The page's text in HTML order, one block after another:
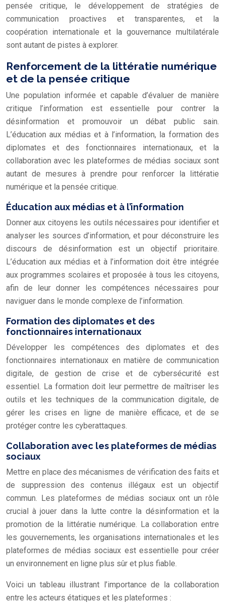
pensée critique, le développement de stratégies de
communication proactives et transparentes, et la
coopération internationale et la gouvernance multilatérale
sont autant de pistes à explorer.
Renforcement de la littératie numérique
et de la pensée critique
Une population informée et capable d’évaluer de manière
critique l’information est essentielle pour contrer la
désinformation et promouvoir un débat public sain.
L’éducation aux médias et à l’information, la formation des
diplomates et des fonctionnaires internationaux, et la
collaboration avec les plateformes de médias sociaux sont
autant de mesures à prendre pour renforcer la littératie
numérique et la pensée critique.
Éducation aux médias et à l’information
Donner aux citoyens les outils nécessaires pour identifier et
analyser les sources d’information, et pour déconstruire les
discours de désinformation est un objectif prioritaire.
L’éducation aux médias et à l’information doit être intégrée
aux programmes scolaires et proposée à tous les citoyens,
afin de leur donner les compétences nécessaires pour
naviguer dans le monde complexe de l’information.
Formation des diplomates et des
fonctionnaires internationaux
Développer les compétences des diplomates et des
fonctionnaires internationaux en matière de communication
digitale, de gestion de crise et de cybersécurité est
essentiel. La formation doit leur permettre de maîtriser les
outils et les techniques de la communication digitale, de
gérer les crises en ligne de manière efficace, et de se
protéger contre les cyberattaques.
Collaboration avec les plateformes de médias
sociaux
Mettre en place des mécanismes de vérification des faits et
de suppression des contenus illégaux est un objectif
commun. Les plateformes de médias sociaux ont un rôle
crucial à jouer dans la lutte contre la désinformation et la
promotion de la littératie numérique. La collaboration entre
les gouvernements, les organisations internationales et les
plateformes de médias sociaux est essentielle pour créer
un environnement en ligne plus sûr et plus fiable.
Voici un tableau illustrant l’importance de la collaboration
entre les acteurs étatiques et les plateformes :